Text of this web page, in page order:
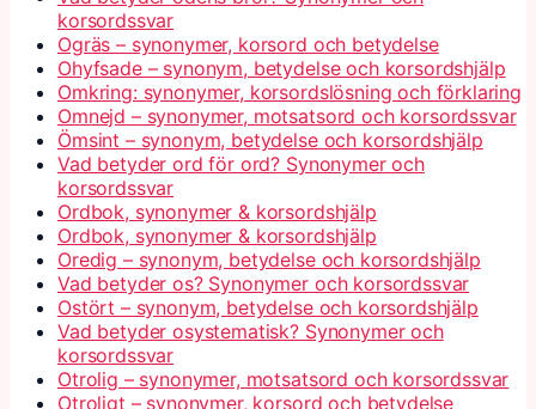
korsordssvar
Ogräs – synonymer, korsord och betydelse
Ohyfsade – synonym, betydelse och korsordshjälp
Omkring: synonymer, korsordslösning och förklaring
Omnejd – synonymer, motsatsord och korsordssvar
Ömsint – synonym, betydelse och korsordshjälp
Vad betyder ord för ord? Synonymer och
korsordssvar
Ordbok, synonymer & korsordshjälp
Ordbok, synonymer & korsordshjälp
Oredig – synonym, betydelse och korsordshjälp
Vad betyder os? Synonymer och korsordssvar
Ostört – synonym, betydelse och korsordshjälp
Vad betyder osystematisk? Synonymer och
korsordssvar
Otrolig – synonymer, motsatsord och korsordssvar
Otroligt – synonymer, korsord och betydelse